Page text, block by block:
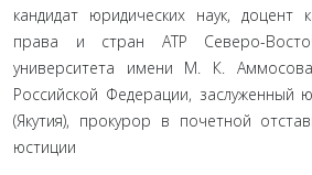
кандидат юридических наук, доцент
права и стран АТР Северо-
университета имени М. К.
Российской Федерации, заслуженный
(Якутия), прокурор в почетной
юстиции